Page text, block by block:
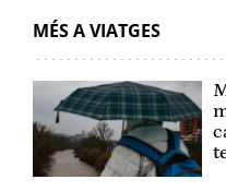
MÉS A VIATGES